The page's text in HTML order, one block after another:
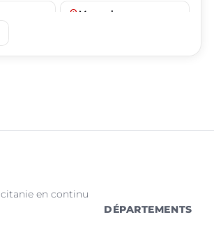
place Masseube
en continu
DÉPARTEMENTS